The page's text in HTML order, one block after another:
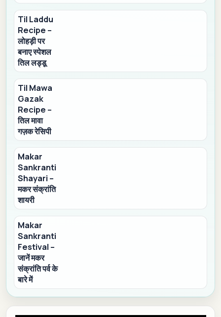
Til Laddu
Recipe –
लोहड़ी पर
बनाए स्पेशल
तिल लड्डू
Til Mawa
Gazak
Recipe –
तिल मावा
गज़क रेसिपी
Makar
Sankranti
Shayari –
मकर संक्रांति
शायरी
Makar
Sankranti
Festival –
जानें मकर
संक्रांति पर्व के
बारे में